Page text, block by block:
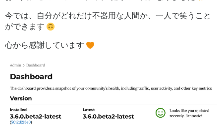
今では、自分がどれだけ不器用な人間か、一人で笑うこと
ができます
心から感謝しています